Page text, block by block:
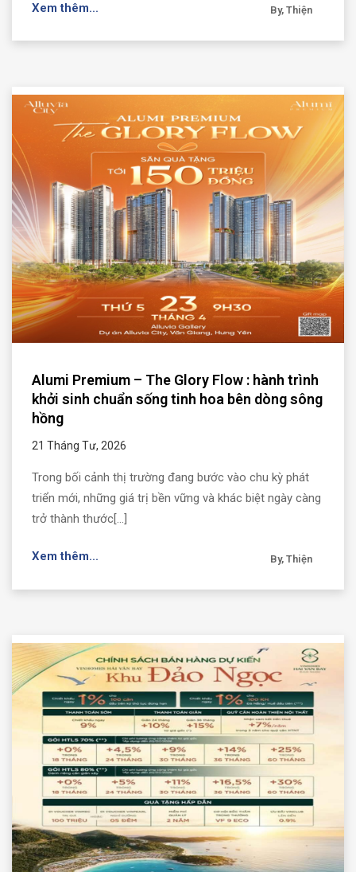
Xem thêm... By, Thiện
Alumi Premium – The Glory Flow : hành trình
khởi sinh chuẩn sống tinh hoa bên dòng sông
hồng
21 Tháng Tư, 2026
Trong bối cảnh thị trường đang bước vào chu kỳ phát
triển mới, những giá trị bền vững và khác biệt ngày càng
trở thành thước[...]
Xem thêm... By, Thiện